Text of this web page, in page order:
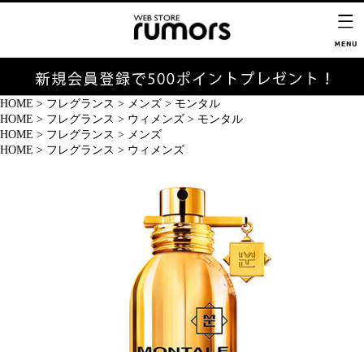
HOME > フレグランス > メンズ > モンタル
HOME > フレグランス > ウィメンズ > モンタル
HOME > フレグランス > メンズ
HOME > フレグランス > ウィメンズ